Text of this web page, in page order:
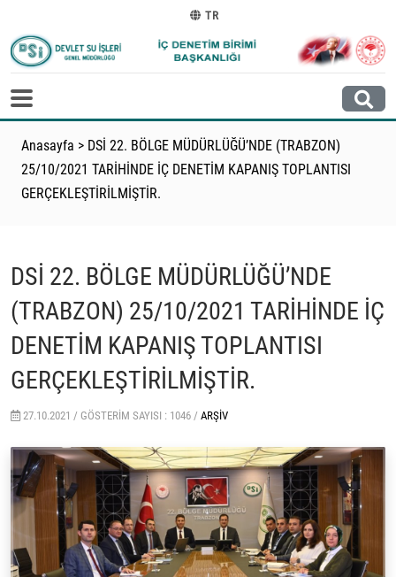
TR
Anasayfa > DSİ 22. BÖLGE MÜDÜRLÜĞÜ’NDE (TRABZON)
25/10/2021 TARİHİNDE İÇ DENETİM KAPANIŞ TOPLANTISI
GERÇEKLEŞTİRİLMİŞTİR.
DSİ 22. BÖLGE MÜDÜRLÜĞÜ’NDE
(TRABZON) 25/10/2021 TARİHİNDE İÇ
DENETİM KAPANIŞ TOPLANTISI
GERÇEKLEŞTİRİLMİŞTİR.
27.10.2021 / GÖSTERIM SAYISI : 1046 / ARŞIV